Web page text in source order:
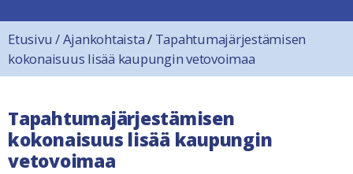
Etusivu /Ajankohtaista/ Tapahtumajärjestämisen
kokonaisuus lisää kaupungin vetovoimaa
Tapahtumajärjestämisen
kokonaisuus lisää kaupungin
vetovoimaa